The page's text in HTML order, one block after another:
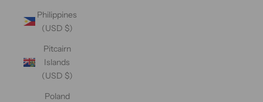
Philippines
(USD $)
Pitcairn
Islands
(USD $)
Poland